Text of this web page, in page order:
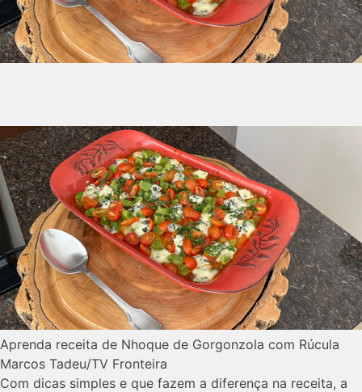
Aprenda receita de Nhoque de Gorgonzola com Rúcula
Marcos Tadeu/TV Fronteira
Com dicas simples e que fazem a diferença na receita, a